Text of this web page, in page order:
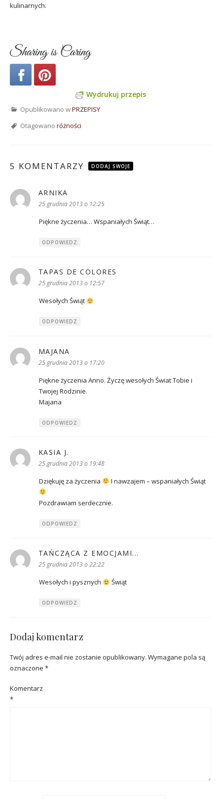
kulinarnych.
Sharing is Caring
Wydrukuj przepis
Opublikowano wPRZEPISY
Otagowano różności
5 KOMENTARZY DODAJ SWOJE
ARNIKA
25 grudnia 2013 o 12:25
Piękne życzenia… Wspaniałych Świąt…
ODPOWIEDZ
TAPAS DE COLORES
25 grudnia 2013 o 12:57
Wesołych Świąt
ODPOWIEDZ
MAJANA
25 grudnia 2013 o 17:20
Piękne życzenia Anno. Życzę wesołych Świat Tobie i
Twojej Rodzinie.
Majana
ODPOWIEDZ
KASIA J.
25 grudnia 2013 o 19:48
Dziękuję za życzenia I nawzajem – wspaniałych Świąt
Pozdrawiam serdecznie.
ODPOWIEDZ
TAŃCZĄCA Z EMOCJAMI...
25 grudnia 2013 o 22:22
Wesołych i pysznych Świąt
ODPOWIEDZ
Dodaj komentarz
Twój adres e-mail nie zostanie opublikowany. Wymagane pola są
oznaczone *
Komentarz
*